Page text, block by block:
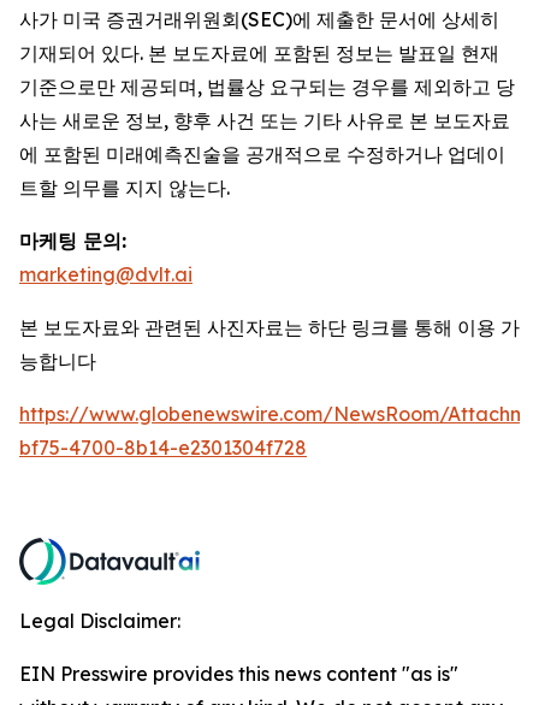
사가 미국 증권거래위원회(SEC)에 제출한 문서에 상세히
기재되어 있다. 본 보도자료에 포함된 정보는 발표일 현재
기준으로만 제공되며, 법률상 요구되는 경우를 제외하고 당
사는 새로운 정보, 향후 사건 또는 기타 사유로 본 보도자료
에 포함된 미래예측진술을 공개적으로 수정하거나 업데이
트할 의무를 지지 않는다.
마케팅 문의:
marketing@dvlt.ai
본 보도자료와 관련된 사진자료는 하단 링크를 통해 이용 가
능합니다
https://www.globenewswire.com/NewsRoom/
bf75-4700-8b14-e2301304f728
Legal Disclaimer:
EIN Presswire provides this news content "as is"